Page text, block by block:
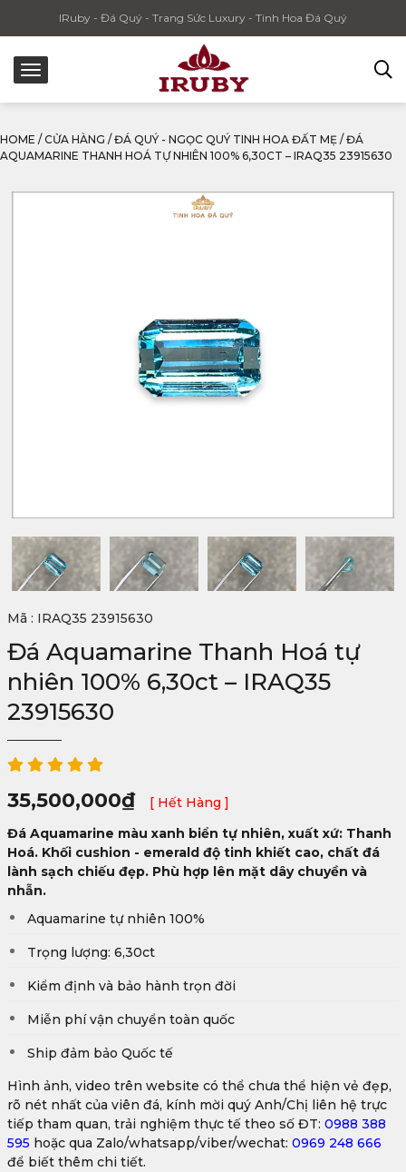
IRuby - Đá Quý - Trang Sức Luxury - Tinh Hoa Đá Quý
HOME / CỬA HÀNG / ĐÁ QUÝ - NGỌC QUÝ TINH HOA ĐẤT MẸ / ĐÁ
AQUAMARINE THANH HOÁ TỰ NHIÊN 100% 6,30CT – IRAQ35 23915630
Mã : IRAQ35 23915630
Đá Aquamarine Thanh Hoá tự
nhiên 100% 6,30ct – IRAQ35
23915630
35,500,000₫
[ Hết Hàng ]
Đá Aquamarine màu xanh biển tự nhiên, xuất xứ: Thanh
Hoá. Khối cushion - emerald độ tinh khiết cao, chất đá
lành sạch chiếu đẹp. Phù hợp lên mặt dây chuyền và
nhẫn.
Aquamarine tự nhiên 100%
Trọng lượng: 6,30ct
Kiểm định và bảo hành trọn đời
Miễn phí vận chuyển toàn quốc
Ship đảm bảo Quốc tế
Hình ảnh, video trên website có thể chưa thể hiện vẻ đẹp,
rõ nét nhất của viên đá, kính mời quý Anh/Chị liên hệ trực
tiếp tham quan, trải nghiệm thực tế theo số ĐT: 0988 388
595 hoặc qua Zalo/whatsapp/viber/wechat: 0969 248 666
để biết thêm chi tiết.